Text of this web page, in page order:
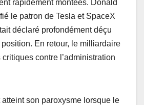
rapidement montées. Donald
le patron de Tesla et SpaceX
déclaré profondément déçu
En retour, le milliardaire
contre l’administration
atteint son paroxysme lorsque le